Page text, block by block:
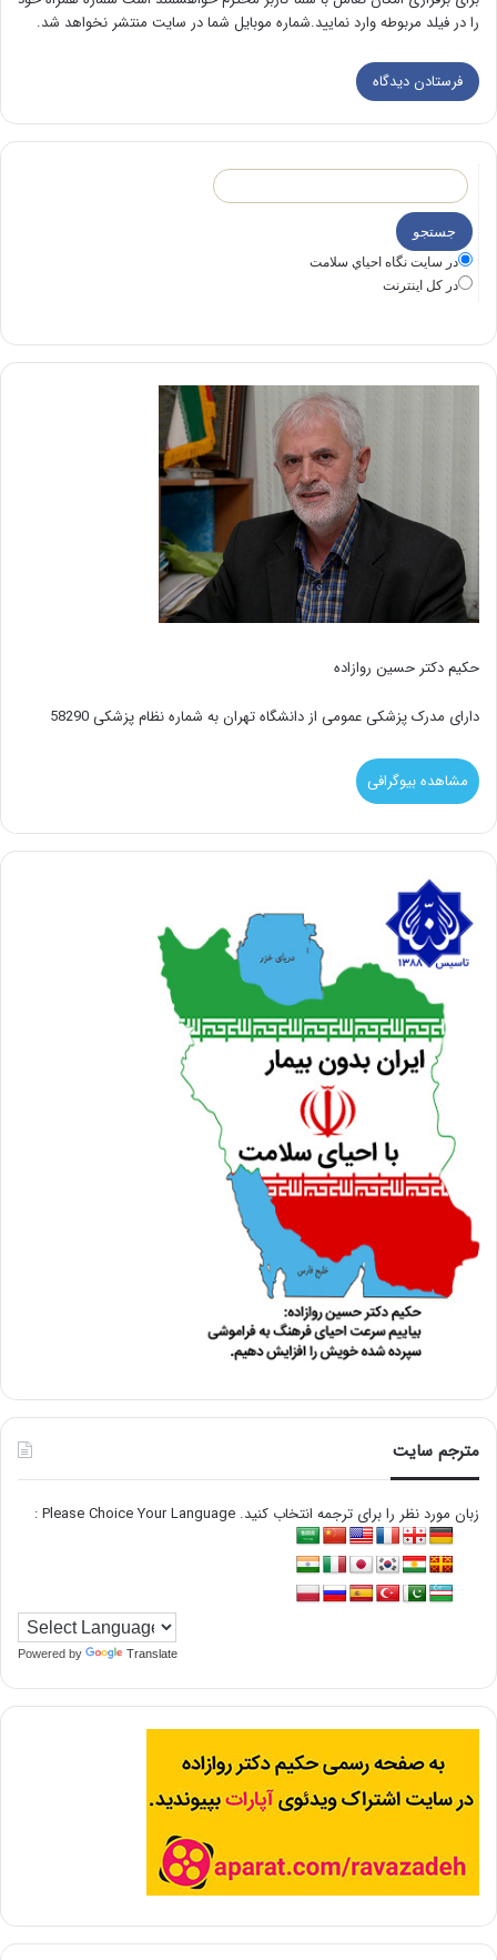
را در فیلد مربوطه وارد نمایید.شماره موبایل شما در سایت منتشر نخواهد شد.
در سايت نگاه احياي سلامت
در كل اينترنت
حکیم دکتر حسین روازاده
دارای مدرک پزشکی عمومی از دانشگاه تهران به شماره نظام پزشکی 58290
مشاهده بیوگرافی
مترجم سایت
زبان مورد نظر را برای ترجمه انتخاب کنید. Please Choice Your Language :
Powered by Translate